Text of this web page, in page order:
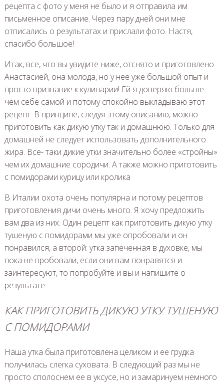
рецепта с фото у меня не было и я отправила им
письменное описание. Через пару дней они мне
отписались о результатах и прислали фото. Настя,
спасибо большое!
Итак, все, что вы увидите ниже, отснято и приготовлено
Анастасией, она молода, но у нее уже большой опыт и
просто призвание к кулинарии! Ей я доверяю больше
чем себе самой и потому спокойно выкладываю этот
рецепт. В принципе, следуя этому описанию, можно
приготовить как дикую утку так и домашнюю. Только для
домашней не следует использовать дополнительного
жира. Все- таки дикие утки значительно более «стройны»
чем их домашние сородичи. А также можно приготовить
с помидорами курицу или кролика
В Италии охота очень популярна и потому рецептов
приготовления дичи очень много. Я хочу предложить
вам два из них. Один рецепт как приготовить дикую утку
тушеную с помидорами мы уже опробовали и он
понравился, а второй: утка запеченная в духовке, мы
пока не пробовали, если они вам понравятся и
заинтересуют, то попробуйте и вы и напишите о
результате.
КАК ПРИГОТОВИТЬ ДИКУЮ УТКУ ТУШЕНУЮ
С ПОМИДОРАМИ
Наша утка была приготовлена целиком и ее грудка
получилась слегка суховата. В следующий раз мы не
просто сполоснем ее в уксусе, но и замаринуем немного